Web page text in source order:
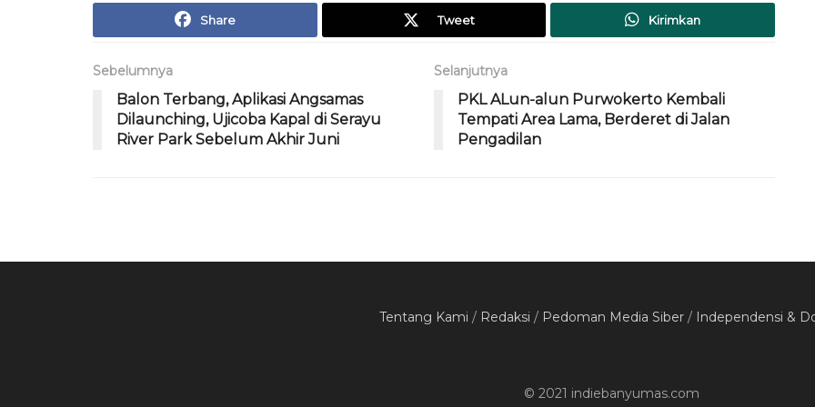
Share Tweet Kirimkan
Sebelumnya
Balon Terbang, Aplikasi Angsamas
Dilaunching, Ujicoba Kapal di Serayu
River Park Sebelum Akhir Juni
Selanjutnya
PKL ALun-alun Purwokerto Kembali
Tempati Area Lama, Berderet di Jalan
Pengadilan
Tentang Kami / Redaksi / Pedoman Media Siber / Independensi &
© 2021 indiebanyumas.com